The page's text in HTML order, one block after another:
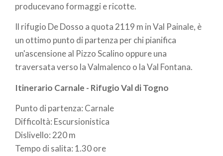
producevano formaggi e ricotte.
Il rifugio De Dosso a quota 2119 m in Val Painale, è
un ottimo punto di partenza per chi pianifica
un'ascensione al Pizzo Scalino oppure una
traversata verso la Valmalenco o la Val Fontana.
Itinerario Carnale - Rifugio Val di Togno
Punto di partenza: Carnale
Difficoltà: Escursionistica
Dislivello: 220 m
Tempo di salita: 1.30 ore